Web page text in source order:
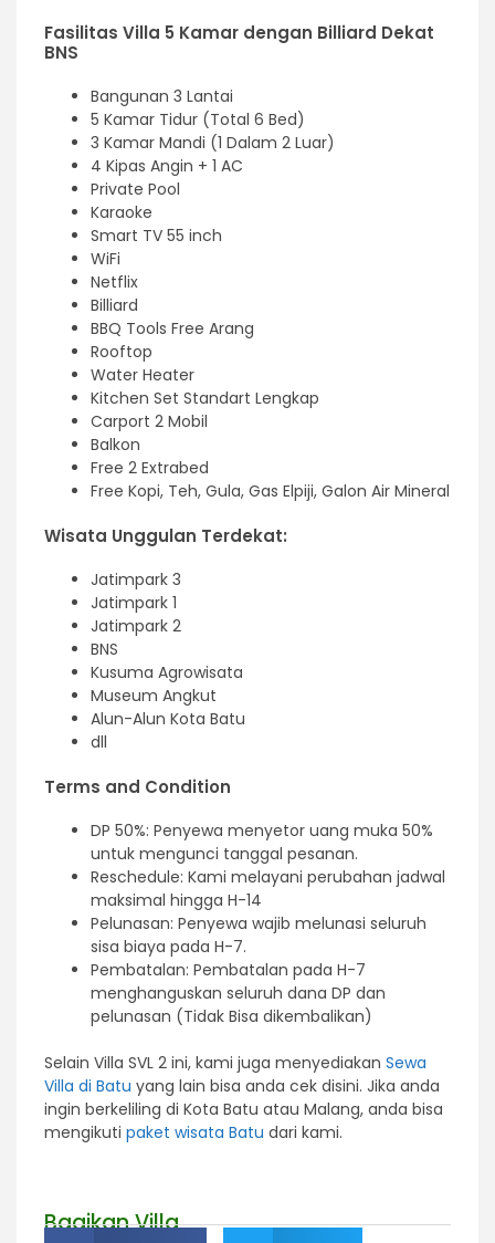
Fasilitas Villa 5 Kamar dengan Billiard Dekat
BNS
Bangunan 3 Lantai
5 Kamar Tidur (Total 6 Bed)
3 Kamar Mandi (1 Dalam 2 Luar)
4 Kipas Angin + 1 AC
Private Pool
Karaoke
Smart TV 55 inch
WiFi
Netflix
Billiard
BBQ Tools Free Arang
Rooftop
Water Heater
Kitchen Set Standart Lengkap
Carport 2 Mobil
Balkon
Free 2 Extrabed
Free Kopi, Teh, Gula, Gas Elpiji, Galon Air Mineral
Wisata Unggulan Terdekat:
Jatimpark 3
Jatimpark 1
Jatimpark 2
BNS
Kusuma Agrowisata
Museum Angkut
Alun-Alun Kota Batu
dll
Terms and Condition
DP 50%: Penyewa menyetor uang muka 50%
untuk mengunci tanggal pesanan.
Reschedule: Kami melayani perubahan jadwal
maksimal hingga H-14
Pelunasan: Penyewa wajib melunasi seluruh
sisa biaya pada H-7.
Pembatalan: Pembatalan pada H-7
menghanguskan seluruh dana DP dan
pelunasan (Tidak Bisa dikembalikan)
Selain Villa SVL 2 ini, kami juga menyediakan Sewa
Villa di Batu yang lain bisa anda cek disini. Jika anda
ingin berkeliling di Kota Batu atau Malang, anda bisa
mengikuti paket wisata Batu dari kami.
Bagikan Villa